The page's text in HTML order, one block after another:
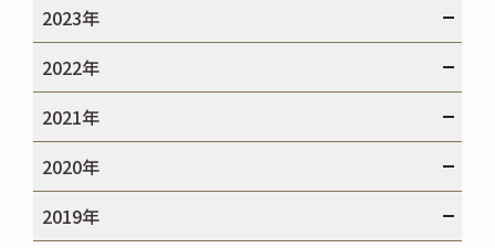
2023年
2022年
2021年
2020年
2019年